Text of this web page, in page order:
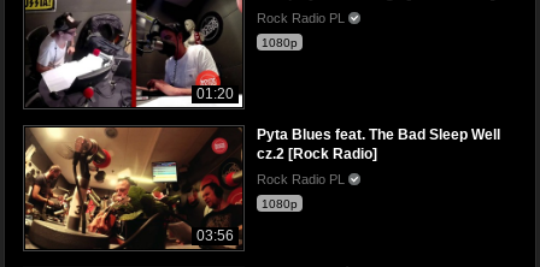
01:20
Rock Radio PL
1080p
03:56
Pyta Blues feat. The Bad Sleep Well
cz.2 [Rock Radio]
Rock Radio PL
1080p